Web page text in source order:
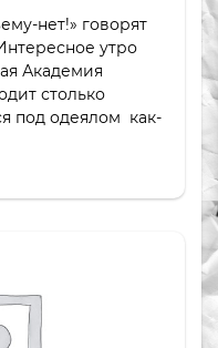
нет!» говорят
утро
Академия
столько
под одеялом как-